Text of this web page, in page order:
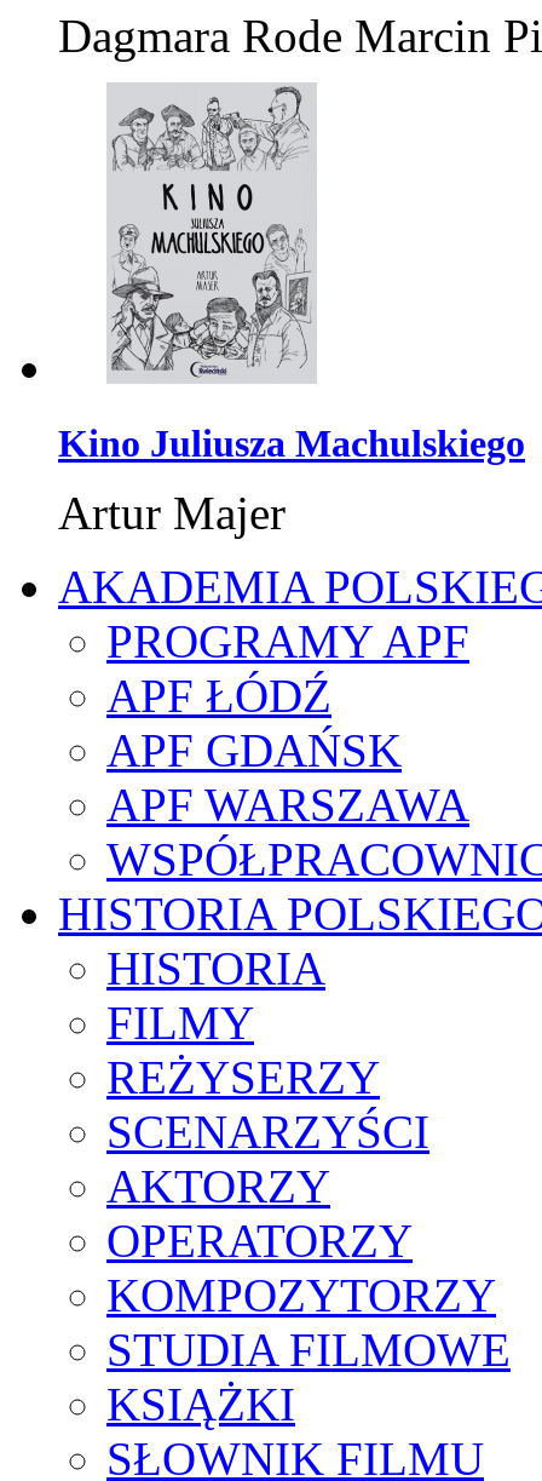
Dagmara Rode Marcin
Kino Juliusza Machulskiego
Artur Majer
AKADEMIA
PROGRAMY APF
APF ŁÓDŹ
APF GDAŃSK
APF WARSZAWA
HISTORIA
HISTORIA
FILMY
REŻYSERZY
SCENARZYŚCI
AKTORZY
OPERATORZY
KOMPOZYTORZY
STUDIA FILMOWE
KSIĄŻKI
SŁOWNIK FILMU